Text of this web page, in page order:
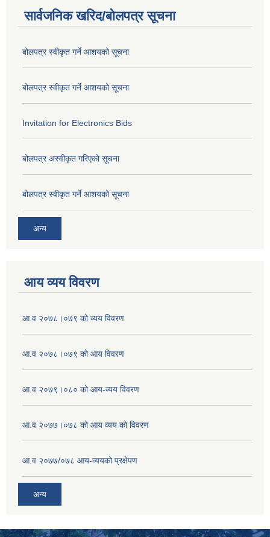
सार्वजनिक खरिद/बोलपत्र सूचना
बोलपत्र स्वीकृत गर्ने आशयको सूचना
बोलपत्र स्वीकृत गर्ने आशयको सूचना
Invitation for Electronics Bids
बोलपत्र अस्वीकृत गरिएको सूचना
बोलपत्र स्वीकृत गर्ने आशयको सूचना
अन्य
आय व्यय विवरण
आ.व २०७८।०७९ को व्यय विवरण
आ.व २०७८।०७९ को आय विवरण
आ.व २०७९।०८० को आय-व्यय विवरण
आ.व २०७७।०७८ को आय व्यय को विवरण
आ.व २०७७/०७८ आय-व्ययको प्रक्षेपण
अन्य